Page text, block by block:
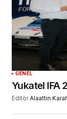
GENEL
Yukatel IFA
Editör Alaattin